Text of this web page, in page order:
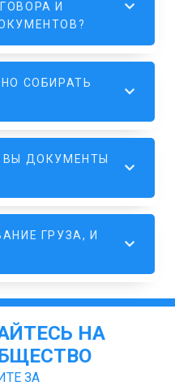
И
СОБИРАТЬ
ВЫ ДОКУМЕНТЫ
ГРУЗА, И
НА
ЗА